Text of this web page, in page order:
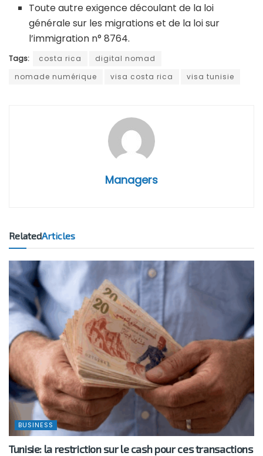
Toute autre exigence découlant de la loi
générale sur les migrations et de la loi sur
l’immigration n° 8764.
Tags: costa rica
digital nomad
nomade numérique
visa costa rica visa tunisie
Managers
RelatedArticles
BUSINESS
Tunisie: la restriction sur le cash pour ces transactions